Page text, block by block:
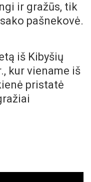
ir gražūs, tik
pašnekovė.
iš Kibyšių
kur viename iš
pristatė